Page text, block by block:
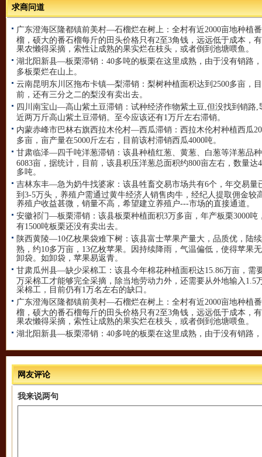
求商问道
广东澄海区隆都镇前美村—石榴烂在树上： 全村有近2000亩地种植
榴，硕大的番石榴每斤的田头价格只有2至3角钱，远远低于成本，
果农懒得采摘，索性让成熟的果实烂在枝头，或者倒到池塘喂鱼。
湖北阳新县—板栗滞销： 40多吨的板栗在这里成熟，由于没有销路
多板栗烂在山上。
云南昆明东川区拖布卡镇—梨滞销： 梨树种植面积达到2500多亩，目
前，还有三分之二的梨没有卖出去。
四川南宝山—高山紫土豆滞销： 试种经济作物紫土豆,但没找到销路,
近两万斤高山紫土豆滞销。至今应该还有1万斤左右滞销。
内蒙赤峰市巴林右旗西拉木伦村—西瓜滞销： 西拉木伦村种植西瓜
多亩，亩产量在5000斤左右，目前该村滞销西瓜4000吨。
甘肃临泽—四千吨洋葱滞销： 该县种植红葱、黄葱、白葱等洋葱品种
6083亩，据统计，目前，该县积压洋葱总面积约800亩左右，数量达
多吨。
吉林东丰—急为奶牛找婆家： 该县牲畜交易市场共有6个，年交易量
到3-5万头，养殖户需通过黄牛经济人销售肉牛，经纪人提取佣金较
养殖户收益甚微，销量不高，希望建立养殖户---市场的直接通道。
安徽祁门—板栗滞销： 该县板栗种植面积3万多亩，年产板栗3000吨
有1500吨板栗还没有卖出去。
陕西黄陵—10亿枚果袋难下树： 该县富士苹果产量大，品质优，陆
熟，约10多万亩，13亿枚苹果。因持续降雨，气温偏低，使得苹果
卸袋。如卸袋，苹果易返青。
甘肃瓜州县—缺少采棉工： 该县今年棉花种植面积达15.86万亩，需
万采棉工才能够完全采摘，除当地劳动力外，还需要从外地输入1.5
采棉工，目前仍有1万名左右的缺口。
广东澄海区隆都镇前美村—石榴烂在树上： 全村有近2000亩地种植
榴，硕大的番石榴每斤的田头价格只有2至3角钱，远远低于成本，
果农懒得采摘，索性让成熟的果实烂在枝头，或者倒到池塘喂鱼。
湖北阳新县—板栗滞销： 40多吨的板栗在这里成熟，由于没有销路
云南昆明东川区拖布卡镇—梨滞销：梨树种植面积达到2500多亩，目
前，还有三分之二的梨没有卖出去。
四川南宝山—高山紫土豆滞销：试种经济作物紫土豆,但没找到销路,
内蒙赤峰市巴林右旗西拉木伦村—西瓜滞销：
网友评论
我来说两句